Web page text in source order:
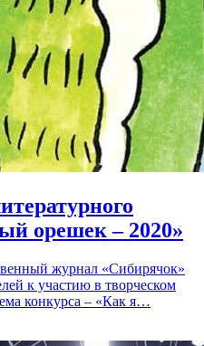
орешек – 2020»
журнал «Сибирячок»
к участию в творческом
конкурса – «Как я…